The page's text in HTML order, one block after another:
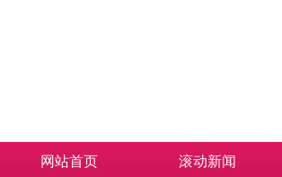
网站首页 滚动新闻